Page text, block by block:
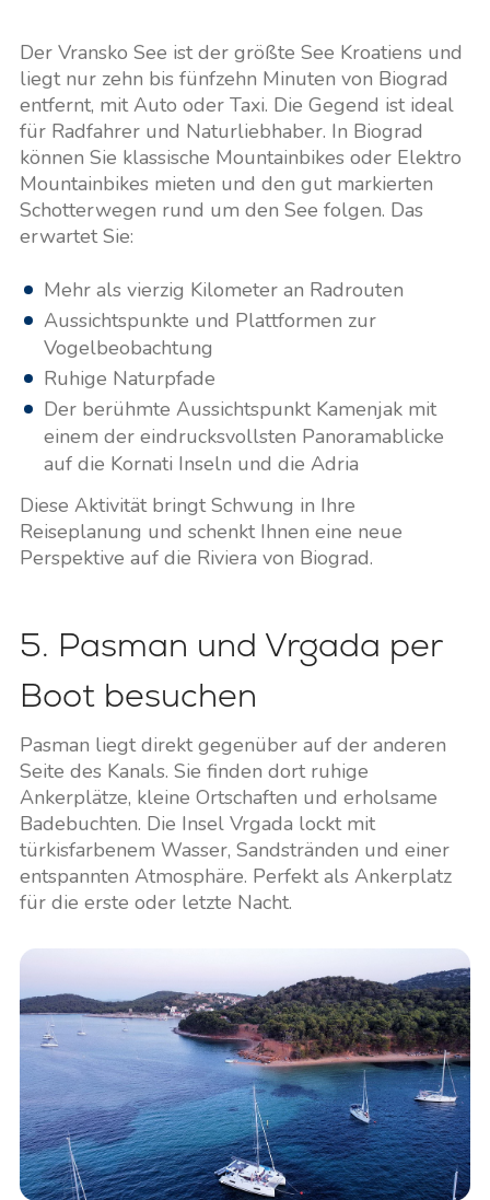
Der Vransko See ist der größte See Kroatiens und
liegt nur zehn bis fünfzehn Minuten von Biograd
entfernt, mit Auto oder Taxi. Die Gegend ist ideal
für Radfahrer und Naturliebhaber. In Biograd
können Sie klassische Mountainbikes oder Elektro
Mountainbikes mieten und den gut markierten
Schotterwegen rund um den See folgen. Das
erwartet Sie:
Mehr als vierzig Kilometer an Radrouten
Aussichtspunkte und Plattformen zur
Vogelbeobachtung
Ruhige Naturpfade
Der berühmte Aussichtspunkt Kamenjak mit
einem der eindrucksvollsten Panoramablicke
auf die Kornati Inseln und die Adria
Diese Aktivität bringt Schwung in Ihre
Reiseplanung und schenkt Ihnen eine neue
Perspektive auf die Riviera von Biograd.
5. Pasman und Vrgada per
Boot besuchen
Pasman liegt direkt gegenüber auf der anderen
Seite des Kanals. Sie finden dort ruhige
Ankerplätze, kleine Ortschaften und erholsame
Badebuchten. Die Insel Vrgada lockt mit
türkisfarbenem Wasser, Sandstränden und einer
entspannten Atmosphäre. Perfekt als Ankerplatz
für die erste oder letzte Nacht.